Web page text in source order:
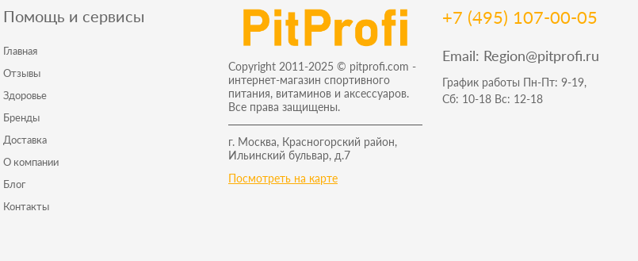
Помощь и сервисы
Главная
Отзывы
Здоровье
Бренды
Доставка
О компании
Блог
Контакты
Copyright 2011-2025 © pitprofi.com -
интернет-магазин спортивного
питания, витаминов и аксессуаров.
Все права защищены.
г. Москва, Красногорский район,
Ильинский бульвар, д.7
Посмотреть на карте
+7 (495) 107-00-05
Email: Region@pitprofi.ru
График работы Пн-Пт: 9-19,
Сб: 10-18 Вс: 12-18